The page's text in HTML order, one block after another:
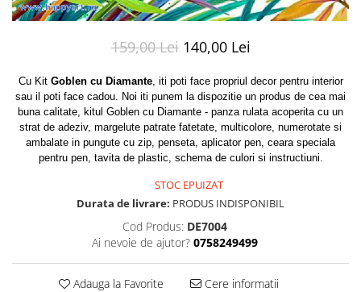
159,00 Lei 140,00 Lei
Cu Kit Goblen cu Diamante, iti poti face propriul decor pentru interior
sau il poti face cadou. Noi iti punem la dispozitie un produs de cea mai
buna calitate, kitul Goblen cu Diamante - panza rulata acoperita cu un
strat de adeziv, margelute patrate fatetate, multicolore, numerotate si
ambalate in pungute cu zip, penseta, aplicator pen, ceara speciala
pentru pen, tavita de plastic, schema de culori si instructiuni.
STOC EPUIZAT
Durata de livrare: PRODUS INDISPONIBIL
Cod Produs: DE7004
Ai nevoie de ajutor? 0758249499
Adauga la Favorite Cere informatii